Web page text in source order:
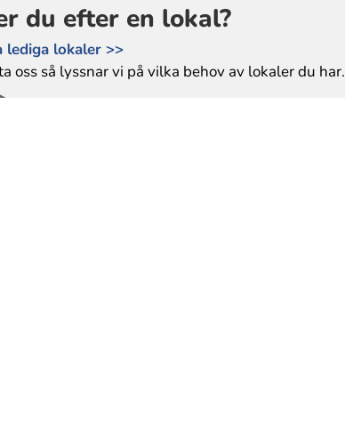
du efter en lokal?
lediga lokaler >>
oss så lyssnar vi på vilka behov av lokaler du har.